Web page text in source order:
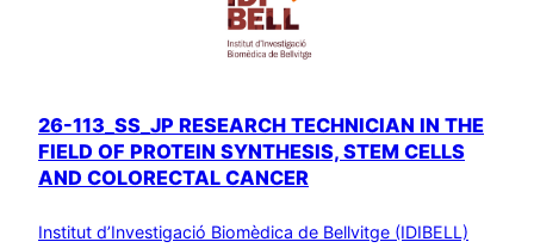
26-113_SS_JP RESEARCH TECHNICIAN IN THE
FIELD OF PROTEIN SYNTHESIS, STEM CELLS
AND COLORECTAL CANCER
Institut d’Investigació Biomèdica de Bellvitge (IDIBELL)